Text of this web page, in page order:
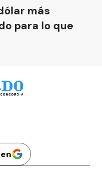
más
para lo que